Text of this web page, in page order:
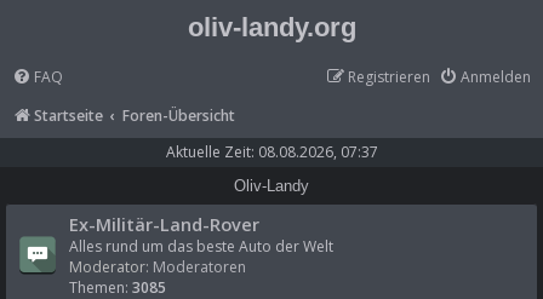
oliv-landy.org
FAQ Anmelden
Registrieren
Startseite
Foren-Übersicht
Aktuelle Zeit: 08.08.2026, 07:37
Oliv-Landy
Ex-Militär-Land-Rover
Alles rund um das beste Auto der Welt
Moderator: Moderatoren
Themen: 3085